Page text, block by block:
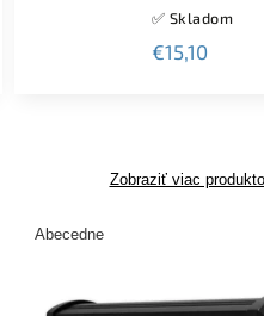
✅ Skladom
€15,10
Zobraziť viac
Abecedne